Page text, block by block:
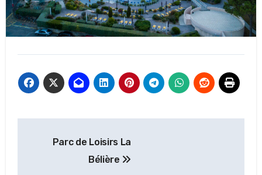
Parc de Loisirs La
Bélière